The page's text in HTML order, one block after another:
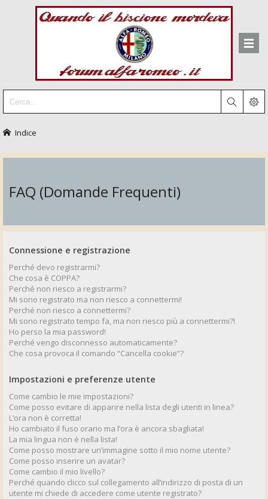
Indice
FAQ (Domande Frequenti)
Connessione e registrazione
Perché devo registrarmi?
Che cosa è COPPA?
Perché non riesco a registrarmi?
Mi sono registrato ma non riesco a connettermi!
Perché non riesco a connettermi?
Mi sono registrato tempo fa, ma non riesco più a connettermi?!
Ho perso la mia password!
Perché vengo disconnesso automaticamente?
Che cosa provoca il comando “Cancella cookie”?
Impostazioni e preferenze utente
Come cambio le mie impostazioni?
Come posso evitare di apparire nella lista degli utenti in linea?
L’ora non è corretta!
Ho cambiato il fuso orario ma l’ora è ancora sbagliata!
La mia lingua non è nella lista!
Come posso mostrare un’immagine sotto il mio nome utente?
Come posso inserire un avatar?
Come cambio il mio livello?
Perché quando clicco sul collegamento all’indirizzo di posta di un
utente mi chiede di accedere come utente registrato?